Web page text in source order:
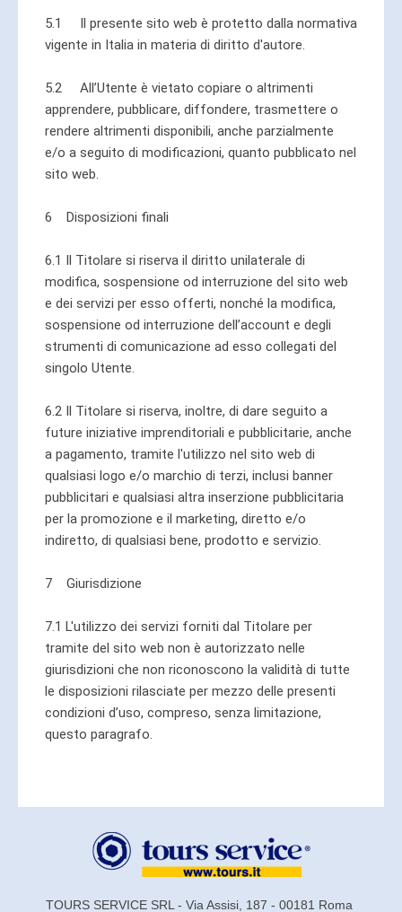
5.1 Il presente sito web è protetto dalla normativa
vigente in Italia in materia di diritto d'autore.
5.2 All’Utente è vietato copiare o altrimenti
apprendere, pubblicare, diffondere, trasmettere o
rendere altrimenti disponibili, anche parzialmente
e/o a seguito di modificazioni, quanto pubblicato nel
sito web.
6 Disposizioni finali
6.1 Il Titolare si riserva il diritto unilaterale di
modifica, sospensione od interruzione del sito web
e dei servizi per esso offerti, nonché la modifica,
sospensione od interruzione dell’account e degli
strumenti di comunicazione ad esso collegati del
singolo Utente.
6.2 Il Titolare si riserva, inoltre, di dare seguito a
future iniziative imprenditoriali e pubblicitarie, anche
a pagamento, tramite l'utilizzo nel sito web di
qualsiasi logo e/o marchio di terzi, inclusi banner
pubblicitari e qualsiasi altra inserzione pubblicitaria
per la promozione e il marketing, diretto e/o
indiretto, di qualsiasi bene, prodotto e servizio.
7 Giurisdizione
7.1 L'utilizzo dei servizi forniti dal Titolare per
tramite del sito web non è autorizzato nelle
giurisdizioni che non riconoscono la validità di tutte
le disposizioni rilasciate per mezzo delle presenti
condizioni d’uso, compreso, senza limitazione,
questo paragrafo.
TOURS SERVICE SRL - Via Assisi, 187 - 00181 Roma